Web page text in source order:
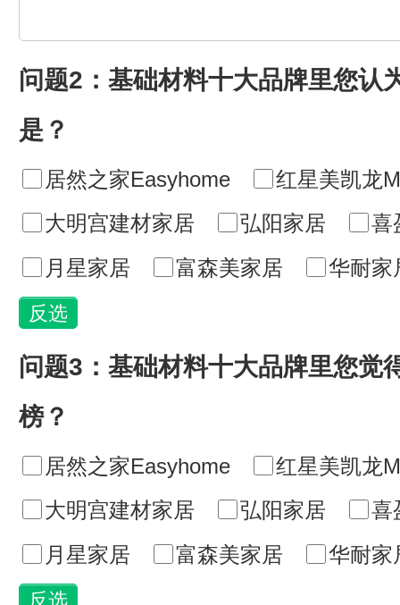
问题2：基础材料十大品牌里您认
是？
居然之家Easyhome
红星美凯龙
大明宫建材家居
弘阳家居
喜
月星家居
富森美家居 华耐家
问题3：基础材料十大品牌里您觉
榜？
居然之家Easyhome
红星美凯龙
大明宫建材家居
弘阳家居
喜
月星家居
富森美家居 华耐家